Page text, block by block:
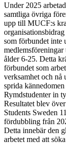
Under 2025
samtliga övriga
upp till MUCF:s
som förbundet inte
ålder 6-25. Detta
förbundet som
verksamhet och nå
sprida
Rymdstudenter in
Resultatet blev
Students Sweden
fördubbling från
Detta innebär den
arbetet med att